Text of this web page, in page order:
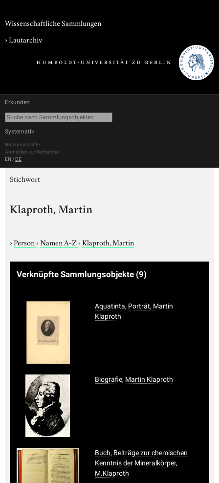
Wissenschaftliche Sammlungen
›Lautarchiv
Erkunden
Systematik
Nutzungsrechte
Anmelden zur Recherche
EN / DE
Stichwort
Klaproth, Martin
›Person›Namen A-Z›Klaproth, Martin
Verknüpfte Sammlungsobjekte (9)
Aquatinta, Porträt, Martin
Klaproth
Biografie, Martin Klaproth
Buch, Beiträge zur chemischen
Kenntnis der Mineralkörper,
M.Klaproth